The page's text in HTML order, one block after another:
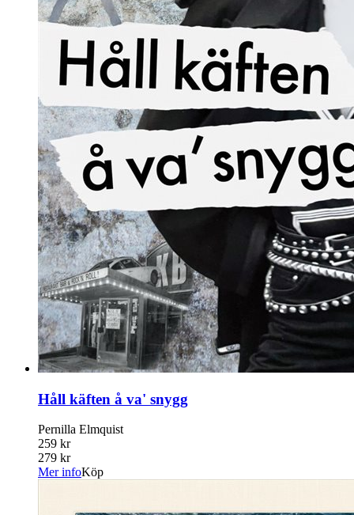
Håll käften å va' snygg
Pernilla Elmquist
259 kr
279 kr
Mer infoKöp